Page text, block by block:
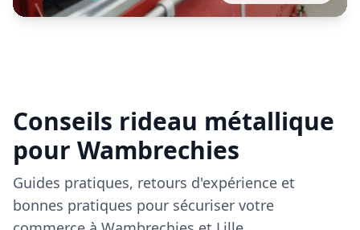
29 octobre 2025
Rideau Métallique Buraliste
Wambrechies : Guide Complet 2025
Protégez votre bureau de tabac parisien avec un
rideau métallique conforme aux exigences 2025.